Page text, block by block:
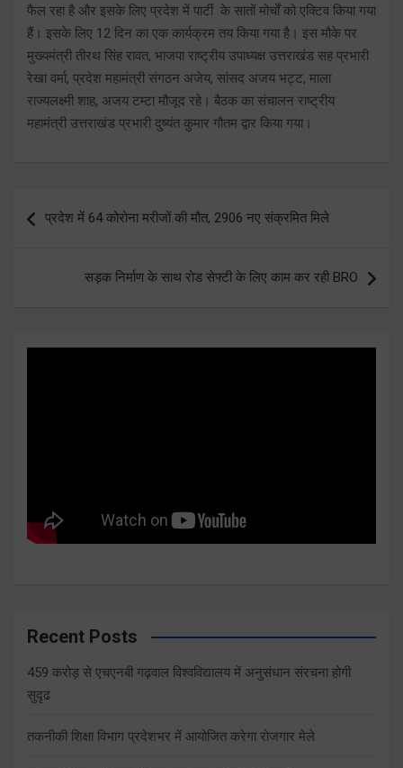
फैल रहा है और इसके लिए प्रदेश में पार्टी के सातों मोर्चों को एक्टिव किया गया
हैं। इसके लिए 12 दिन का एक कार्यक्रम तय किया गया है। इस मौके पर
मुख्यमंत्री तीरथ सिंह रावत, भाजपा राष्ट्रीय उपाध्यक्ष उत्तराखंड सह प्रभारी
रेखा वर्मा, प्रदेश महामंत्री संगठन अजेय, सांसद अजय भट्ट, माला
राज्यलक्ष्मी शाह, अजय टम्टा मौजूद रहे। बैठक का संचालन राष्ट्रीय
महामंत्री उत्तराखंड प्रभारी दुष्यंत कुमार गौतम द्वार किया गया।
navigation
प्रदेश में 64 कोरोना मरीजों की मौत, 2906 नए संक्रमित मिले
सड़क निर्माण के साथ रोड सेफ्टी के लिए काम कर रही BRO
Recent Posts
459 करोड़ से एचएनबी गढ़वाल विश्वविद्यालय में अनुसंधान संरचना होगी
सुदृढ
तकनीकी शिक्षा विभाग प्रदेशभर में आयोजित करेगा रोजगार मेले